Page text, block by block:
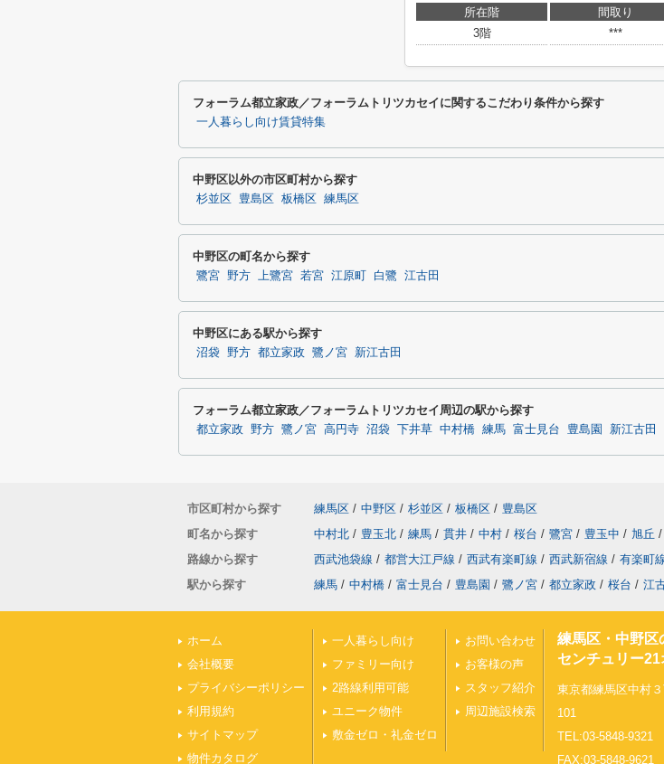
所在階 間取り
3階
***
フォーラム都立家政／フォーラムトリツカセイに関するこだわり条件から探す
一人暮らし向け賃貸特集
中野区以外の市区町村から探す
杉並区 豊島区 板橋区 練馬区
中野区の町名から探す
鷺宮 野方 上鷺宮 若宮 江原町 白鷺 江古田
中野区にある駅から探す
沼袋 野方 都立家政 鷺ノ宮 新江古田
フォーラム都立家政／フォーラムトリツカセイ周辺の駅から探す
都立家政 野方 鷺ノ宮 高円寺 沼袋 下井草 中村橋 練馬 富士見台 豊島園 新江古田
市区町村から探す 練馬区 / 中野区 / 杉並区 / 板橋区 / 豊島区
町名から探す
中村北 / 豊玉北 / 練馬 / 貫井 / 中村 / 桜台 / 鷺宮 / 豊玉中 / 旭丘 /
路線から探す
西武池袋線 / 都営大江戸線 / 西武有楽町線 / 西武新宿線 / 有楽町
駅から探す
練馬 / 中村橋 / 富士見台 / 豊島園 / 鷺ノ宮 / 都立家政 / 桜台 / 江
ホーム
会社概要
プライバシーポリシー
利用規約
サイトマップ
物件カタログ
一人暮らし向け
ファミリー向け
2路線利用可能
ユニーク物件
敷金ゼロ・礼金ゼロ
お問い合わせ
お客様の声
スタッフ紹介
周辺施設検索
練馬区・中野区
センチュリー
東京都練馬区中村
101
TEL:03-5848-9321
FAX:03-5848-9621